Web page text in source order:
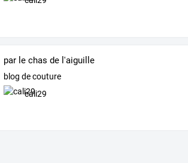
par le chas de l'aiguille
blog de couture
cali29